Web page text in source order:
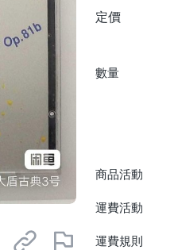
定價
數量
商品活動
運費活動
運費規則